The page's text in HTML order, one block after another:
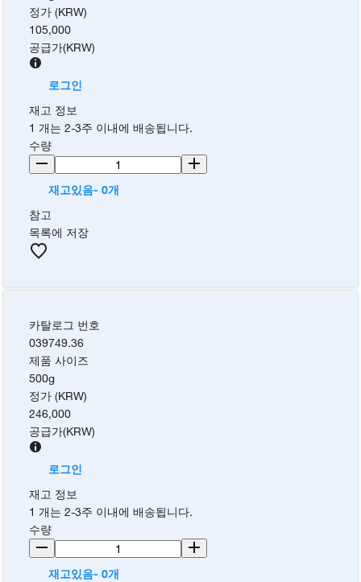
정가 (KRW)
105,000
공급가(KRW)
로그인
재고 정보
1 개는 2-3주 이내에 배송됩니다.
수량
재고있음- 0개
참고
목록에 저장
카탈로그 번호
039749.36
제품 사이즈
500g
정가 (KRW)
246,000
공급가(KRW)
로그인
재고 정보
1 개는 2-3주 이내에 배송됩니다.
수량
재고있음- 0개